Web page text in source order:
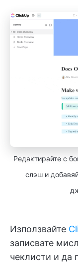
Редактирайте с
слэш и
Използвайте
записвате
чеклисти и да